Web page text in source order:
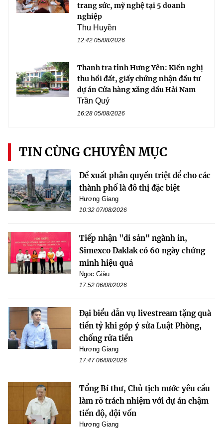
trang sức, mỹ nghệ tại 5 doanh
nghiệp
Thu Huyền
12:42 05/08/2026
Thanh tra tỉnh Hưng Yên: Kiến nghị
thu hồi đất, giấy chứng nhận đầu tư
dự án Cửa hàng xăng dầu Hải Nam
Trần Quý
16:28 05/08/2026
TIN CÙNG CHUYÊN MỤC
Đề xuất phân quyền triệt để cho các
thành phố là đô thị đặc biệt
Hương Giang
10:32 07/08/2026
Tiếp nhận "di sản" ngành in,
Simexco Daklak có 60 ngày chứng
minh hiệu quả
Ngọc Giàu
17:52 06/08/2026
Đại biểu dẫn vụ livestream tặng quà
tiền tỷ khi góp ý sửa Luật Phòng,
chống rửa tiền
Hương Giang
17:47 06/08/2026
Tổng Bí thư, Chủ tịch nước yêu cầu
làm rõ trách nhiệm với dự án chậm
tiến độ, đội vốn
Hương Giang